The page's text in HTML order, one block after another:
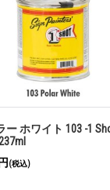
ホワイト 103 -1 Shot
込)